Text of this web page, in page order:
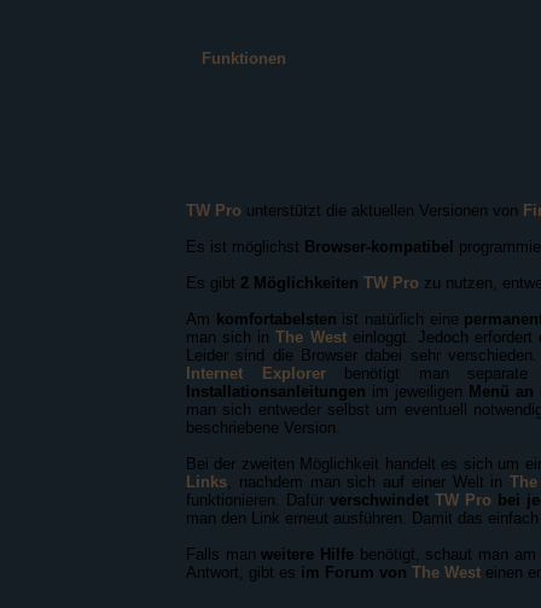
Funktionen
TW Pro unterstützt die aktuellen Versionen von
Es ist möglichst Browser-kompatibel
Es gibt 2 Möglichkeiten TW Pro zu nutzen,
Am komfortabelsten ist natürlich eine
man sich inThe Westeinloggt. Jedoch erfordert
Leider sind die Browser dabei sehr
Internet Explorerbenötigt man separate
Installationsanleitungen im jeweiligen Menü
man sich entweder selbst um eventuell
beschriebene Version.
Bei der zweiten Möglichkeit handelt es sich um
Links, nachdem man sich auf einer Welt in
funktionieren. Dafür verschwindet TW Pro bei
man den Link erneut ausführen. Damit das
Falls manweitere Hilfe benötigt, schaut man
Antwort, gibt es im Forum von The West einen